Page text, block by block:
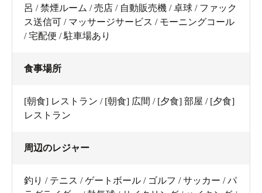
呂 / 禁煙ルーム / 売店 / 自動販売機 / 卓球 / ファック
ス送信可 / マッサージサービス / モーニングコール
/ 宅配便 / 駐車場あり
食事場所
[朝食] レストラン / [朝食] 広間 / [夕食] 部屋 / [夕食]
レストラン
周辺のレジャー
釣り / テニス / ゲートボール / ゴルフ / サッカー / パ